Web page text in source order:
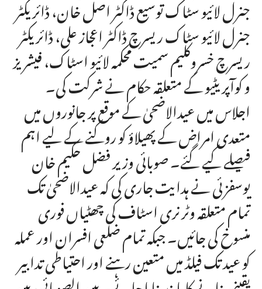
جنرل لائیو سٹاک توسیع ڈاکٹر اصل خان، ڈائریکٹر
جنرل لائیو سٹاک ریسرچ ڈاکٹر اعجاز علی، ڈائریکٹر
ریسرچ خسروکلیم سمیت محکمہ لائیو اسٹاک، فیشریز
و کوآپریٹیو کے متعلقہ حکام نے شرکت کی۔
اجلاس میں عیدالاضحیٰ کے موقع پر جانوروں میں
متعدی امراض کے پھیلاؤ کو روکنے کے لیے اہم
فیصلے کیے گئے۔ صوبائی وزیر فضل حکیم خان
یوسفزئی نے ہدایت جاری کی کہ عیدالاضحیٰ تک
تمام متعلقہ وٹرنری اسٹاف کی چھٹیاں فوری
منسوخ کی جائیں۔ جبکہ تمام ضلعی افسران اور عملہ
کو عید تک فیلڈ میں متعین رہنے اور احتیاطی تدابیر